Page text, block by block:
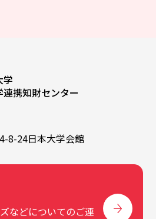
学
連携知財センター
8-24日本大学会館
などについてのご連